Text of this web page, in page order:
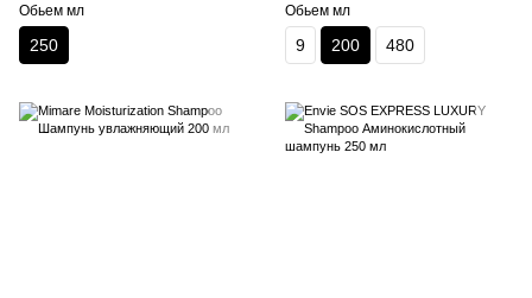
Обьем мл
250
Обьем мл
9 200 480